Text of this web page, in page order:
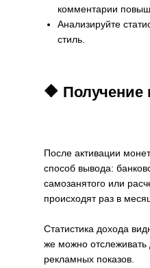
комментарии
Анализируйте
стиль.
🔶 Получение
После активации
способ вывода:
самозанятого или
происходят раз в
Статистика дохода
же можно
рекламных показов.